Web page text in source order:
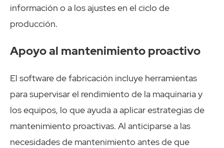
información o a los ajustes en el ciclo de
producción.
Apoyo al mantenimiento proactivo
El software de fabricación incluye herramientas
para supervisar el rendimiento de la maquinaria y
los equipos, lo que ayuda a aplicar estrategias de
mantenimiento proactivas. Al anticiparse a las
necesidades de mantenimiento antes de que